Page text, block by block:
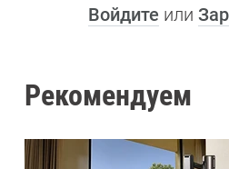
Войдите или
Рекомендуем